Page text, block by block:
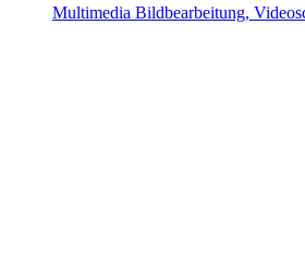
Multimedia Bildbearbeitung,